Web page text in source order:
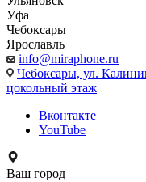
Уфа
Чебоксары
Ярославль
info@miraphone.ru
Чебоксары, ул.
цокольный этаж
Вконтакте
YouTube
Ваш город